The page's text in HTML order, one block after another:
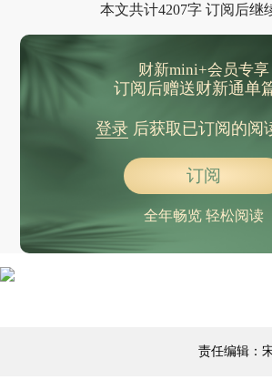
本文共计4207字 订阅后继
财新mini+会员专享
订阅后赠送财新通单
登录后获取已订阅的阅
订阅
全年畅览 轻松阅读
责任编辑：